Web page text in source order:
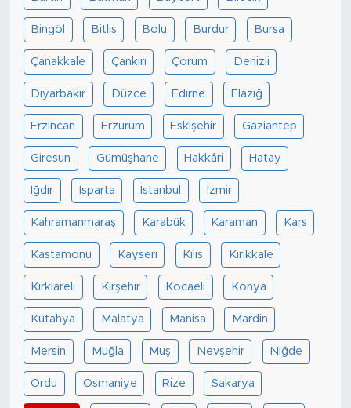
Bingöl Bitlis Bolu Burdur Bursa
Çanakkale Çankırı Çorum Denizli
Diyarbakır Düzce Edirne Elazığ
Erzincan Erzurum Eskişehir Gaziantep
Giresun Gümüşhane Hakkâri Hatay
Iğdır Isparta İstanbul İzmir
Kahramanmaraş Karabük Karaman Kars
Kastamonu Kayseri Kilis Kırıkkale
Kırklareli Kırşehir Kocaeli Konya
Kütahya Malatya Manisa Mardin
Mersin Muğla Muş Nevşehir Niğde
Ordu Osmaniye Rize Sakarya